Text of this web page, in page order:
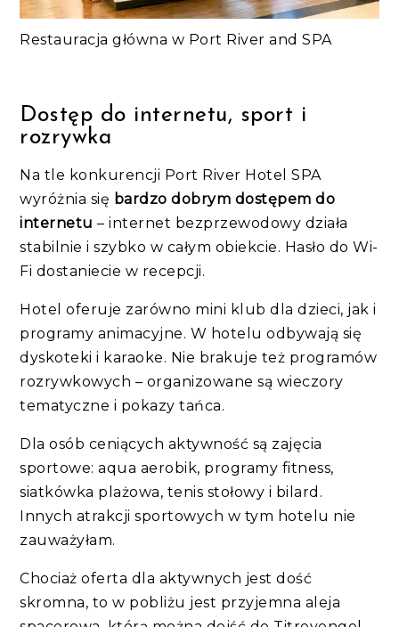
Restauracja główna w Port River and SPA
Dostęp do internetu, sport i
rozrywka
Na tle konkurencji Port River Hotel SPA
wyróżnia się bardzo dobrym dostępem do
internetu – internet bezprzewodowy działa
stabilnie i szybko w całym obiekcie. Hasło do Wi-
Fi dostaniecie w recepcji.
Hotel oferuje zarówno mini klub dla dzieci, jak i
programy animacyjne. W hotelu odbywają się
dyskoteki i karaoke. Nie brakuje też programów
rozrywkowych – organizowane są wieczory
tematyczne i pokazy tańca.
Dla osób ceniących aktywność są zajęcia
sportowe: aqua aerobik, programy fitness,
siatkówka plażowa, tenis stołowy i bilard.
Innych atrakcji sportowych w tym hotelu nie
zauważyłam.
Chociaż oferta dla aktywnych jest dość
skromna, to w pobliżu jest przyjemna aleja